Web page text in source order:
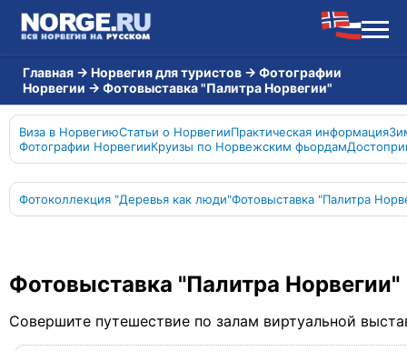
Главная → Норвегия для туристов → Фотографии
Норвегии → Фотовыставка "Палитра Норвегии"
Виза в НорвегиюСтатьи о НорвегииПрактическая информация
Фотографии НорвегииКруизы по Норвежским фьордам
Фотоколлекция "Деревья как люди"Фотовыставка "Палитра
Фотовыставка "Палитра Норвегии"
Совершите путешествие по залам виртуальной